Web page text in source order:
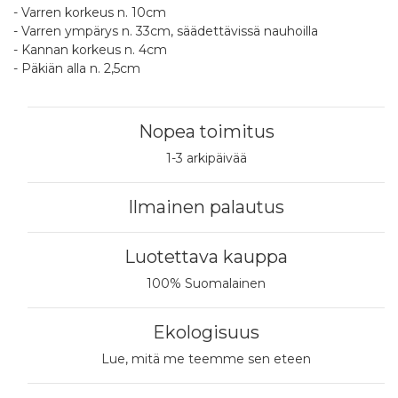
- Varren korkeus n. 10cm
- Varren ympärys n. 33cm, säädettävissä nauhoilla
- Kannan korkeus n. 4cm
- Päkiän alla n. 2,5cm
Nopea toimitus
1-3 arkipäivää
Ilmainen palautus
Luotettava kauppa
100% Suomalainen
Ekologisuus
Lue, mitä me teemme sen eteen